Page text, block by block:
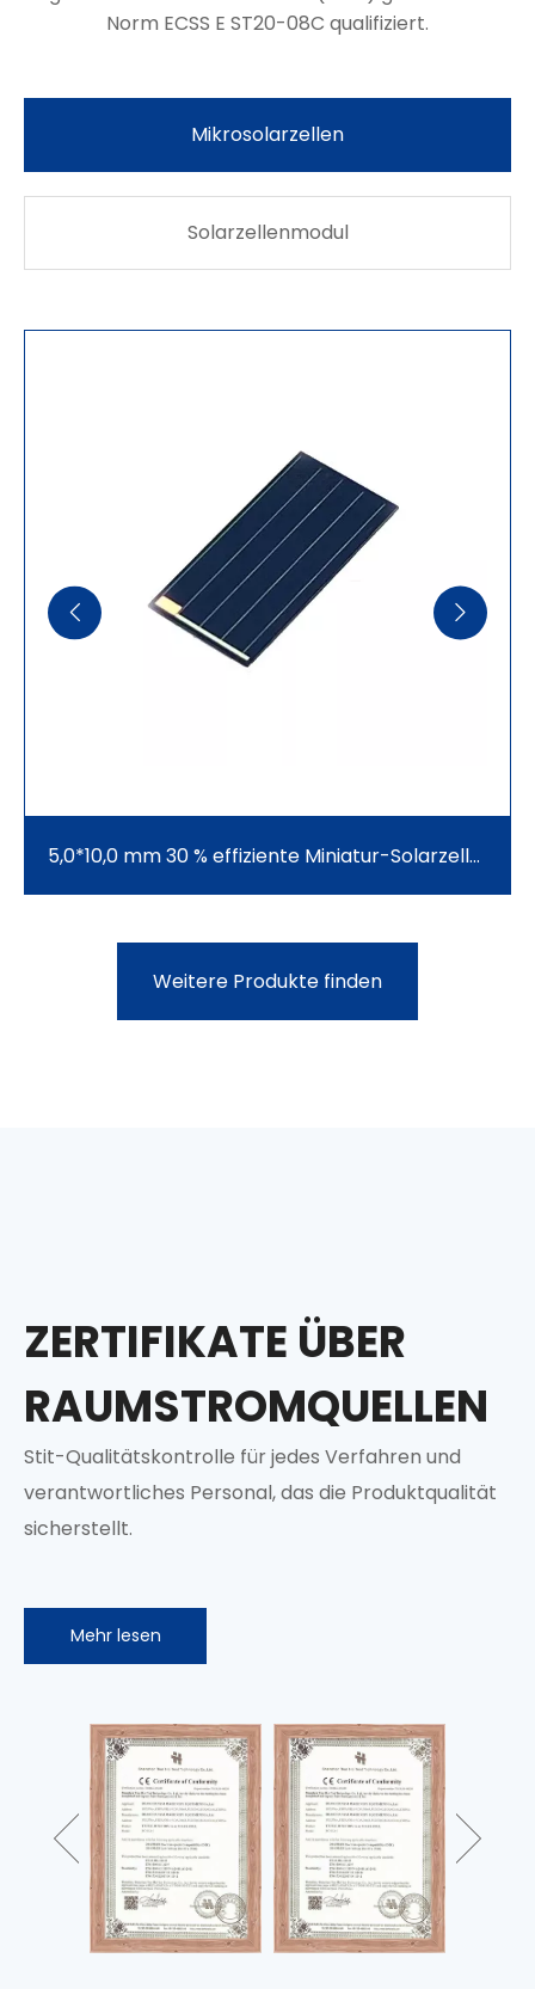
Norm ECSS E ST20-08C qualifiziert.
Mikrosolarzellen
Solarzellenmodul
5,0*10,0 mm 30 % effiziente Miniatur-Solarzellen für Wildtier-Ortungsgeräte, intelligenter Solar-GPS-Tracker mit AI|YIM Micro Series GaAs-Solarzellen-Preisangebot
Weitere Produkte finden
ZERTIFIKATE ÜBER
RAUMSTROMQUELLEN
Stit-Qualitätskontrolle für jedes Verfahren und
verantwortliches Personal, das die Produktqualität
sicherstellt.
Mehr lesen